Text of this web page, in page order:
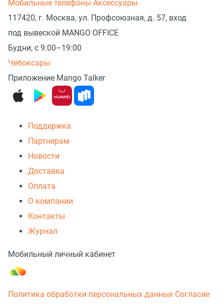
Мобильные телефоны Аксессуары
117420, г. Москва, ул. Профсоюзная, д. 57, вход
под вывеской MANGO OFFICE
Будни, с 9:00–19:00
Чебоксары
Приложение Mango Talker
Поддержка
Партнерам
Новости
Доставка
Оплата
О компании
Контакты
Журнал
Мобильный личный кабинет
Политика обработки персональных данных Согласие